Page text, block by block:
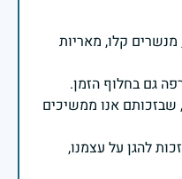
קלו, מאריות
שבזכותם אנו ממשיכים
להגן על עצמנו,